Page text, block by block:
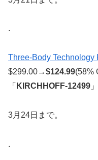
.
Three-Body Technology
$299.00→$124.99(58%
「 KIRCHHOFF-12499 」
3月24日まで。
.